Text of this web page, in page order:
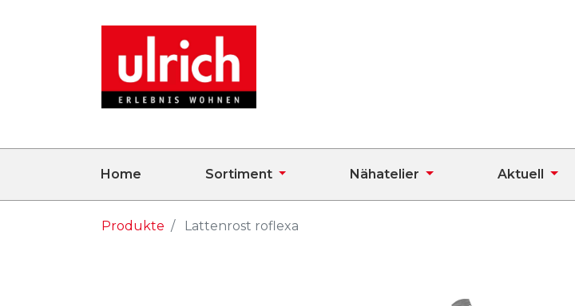
Home Sortiment Nähatelier Aktuell
Produkte Lattenrost roflexa